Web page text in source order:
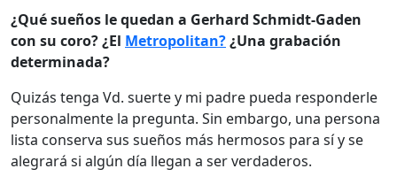
¿Qué sueños le quedan a Gerhard Schmidt-Gaden
con su coro? ¿El Metropolitan?¿Una grabación
determinada?
Quizás tenga Vd. suerte y mi padre pueda responderle
personalmente la pregunta. Sin embargo, una persona
lista conserva sus sueños más hermosos para sí y se
alegrará si algún día llegan a ser verdaderos.